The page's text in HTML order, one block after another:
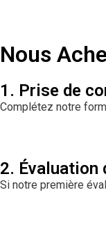
Nous
1. Prise de
Complétez notre
2. Évaluation
Si notre première